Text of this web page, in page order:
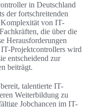
in Deutschland
der fortschreitenden
von IT-
die über die
Herausforderungen
Projektcontrollers wird
entscheidend zur
beiträgt.
talentierte IT-
Weiterbildung zu
Jobchancen im IT-